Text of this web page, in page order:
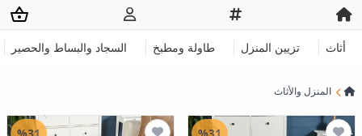
أثاث تزيين المنزل طاولة ومطبخ السجاد والبساط والحصير
المنزل والأثاث